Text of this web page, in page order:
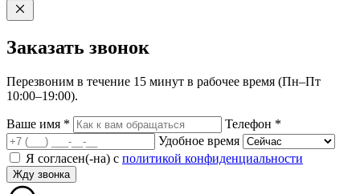
Заказать звонок
Перезвоним в течение 15 минут в рабочее время (Пн–Пт
10:00–19:00).
Ваше имя * Телефон *
Удобное время
Я согласен(-на) с политикой конфиденциальности
Жду звонка